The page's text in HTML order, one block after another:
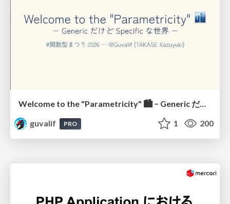
Welcome to the "Parametricity" 🏙️ − Generic だけど Specific な世界 −
guvalif
PRO 1 200